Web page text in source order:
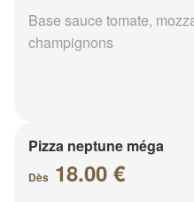
Base sauce tomate,
champignons
Pizza neptune méga
Dès 18.00 €